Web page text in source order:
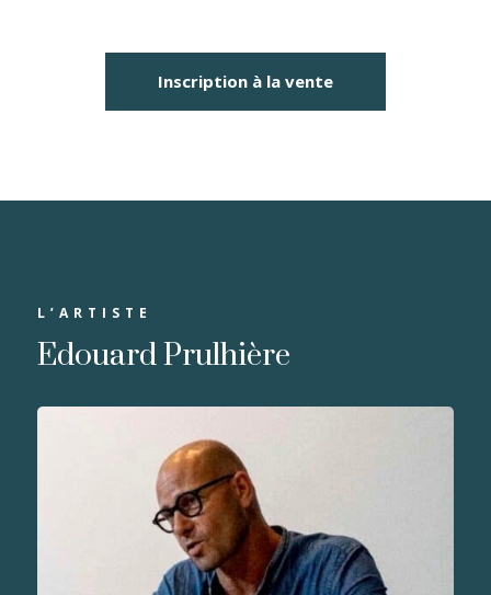
Inscription à la vente
L’ARTISTE
Edouard Prulhière